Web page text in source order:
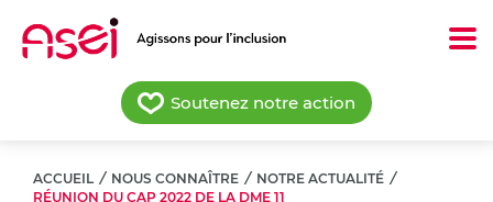
contenu
Soutenez notre action
ACCUEIL / NOUS CONNAÎTRE / NOTRE ACTUALITÉ /
RÉUNION DU CAP 2022 DE LA DME 11